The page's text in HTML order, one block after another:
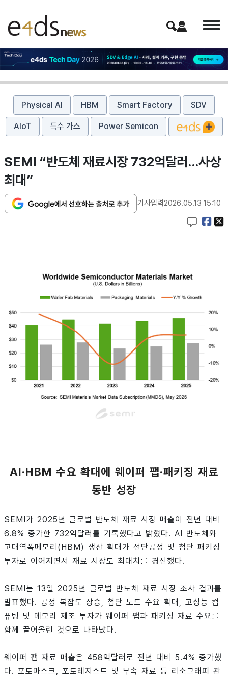
Physical AI HBM Smart Factory SDV
AIoT 특수 가스 Power Semicon
SEMI “반도체 재료시장 732억달러…사상
최대”
기사입력2026.05.13 15:10
AI·HBM 수요 확대에 웨이퍼 팹·패키징 재료
동반 성장
SEMI가 2025년 글로벌 반도체 재료 시장 매출이 전년 대비
6.8% 증가한 732억달러를 기록했다고 밝혔다. AI 반도체와
고대역폭메모리(HBM) 생산 확대가 선단공정 및 첨단 패키징
투자로 이어지면서 재료 시장도 최대치를 경신했다.
SEMI는 13일 2025년 글로벌 반도체 재료 시장 조사 결과를
발표했다. 공정 복잡도 상승, 첨단 노드 수요 확대, 고성능 컴
퓨팅 및 메모리 제조 투자가 웨이퍼 팹과 패키징 재료 수요를
함께 끌어올린 것으로 나타났다.
웨이퍼 팹 재료 매출은 458억달러로 전년 대비 5.4% 증가했
다. 포토마스크, 포토레지스트 및 부속 재료 등 리소그래피 관